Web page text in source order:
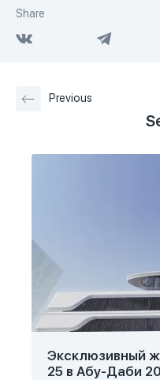
Share
Previous
Эксклюзивный
25 в Абу-Даби